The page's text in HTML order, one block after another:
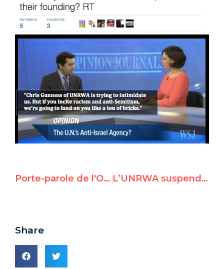
Porte-parole de l'ONU: l'incitation à la haine et à la violence par des enseignants de UNRWA "reste à prouver" L’UNRWA suspend plusieurs de ses employés suite à un rapport de UN Watch dévoilant leur incitation à la violence antisémite
Share